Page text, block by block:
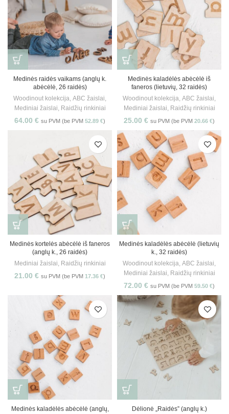
Medinės raidės vaikams (anglų k.
abėcėlė, 26 raidės)
Woodinout kolekcija, ABC žaislai,
Mediniai žaislai, Raidžių rinkiniai
64.00 € su PVM (be PVM 52.89 €)
Medinės kaladėlės abėcėlė iš
faneros (lietuvių, 32 raidės)
Woodinout kolekcija, ABC žaislai,
Mediniai žaislai, Raidžių rinkiniai
25.00 € su PVM (be PVM 20.66 €)
Medinės kortelės abėcėlė iš faneros
(anglų k., 26 raidės)
Mediniai žaislai, Raidžių rinkiniai
21.00 € su PVM (be PVM 17.36 €)
Medinės kaladėlės abėcėlė (lietuvių
k., 32 raidės)
Woodinout kolekcija, ABC žaislai,
Mediniai žaislai, Raidžių rinkiniai
72.00 € su PVM (be PVM 59.50 €)
Medinės kaladėlės abėcėlė (anglų,
Dėlionė „Raidės” (anglų k.)